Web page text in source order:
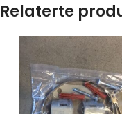
Relaterte